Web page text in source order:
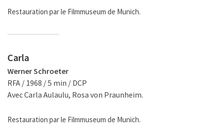
Restauration par le Filmmuseum de Munich.
Carla
Werner Schroeter
RFA / 1968 / 5 min / DCP
Avec Carla Aulaulu, Rosa von Praunheim.
Restauration par le Filmmuseum de Munich.